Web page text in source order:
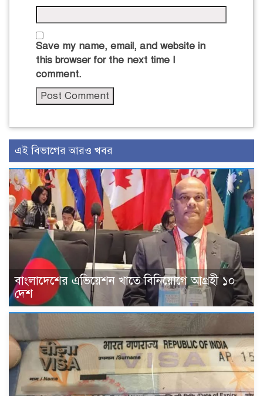
Save my name, email, and website in
this browser for the next time I
comment.
এই বিভাগের আরও খবর
বাংলাদেশের এভিয়েশন খাতে বিনিয়োগে আগ্রহী ১০
দেশ